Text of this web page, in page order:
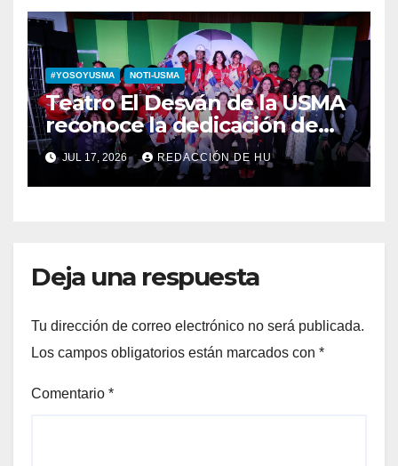
#YOSOYUSMA NOTI-USMA
Teatro El Desván de la USMA
reconoce la dedicación de
sus estudiantes en su 43
aniversario
JUL 17, 2026 REDACCIÓN DE HU
Deja una respuesta
Tu dirección de correo electrónico no será publicada.
Los campos obligatorios están marcados con *
Comentario *